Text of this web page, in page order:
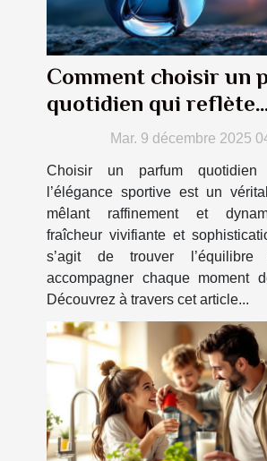
Comment choisir un
quotidien qui reflète
l'élégance sportive ?
Mar. 9 décembre 2025
Choisir un parfum
l’élégance sportive est un
mêlant raffinement et
fraîcheur vivifiante et
s’agit de trouver l’équilibre
accompagner chaque moment
Découvrez à travers cet article...